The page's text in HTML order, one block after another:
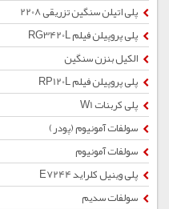
پلی اتیلن سنگین تزریقی 2208
پلی پروپیلن فیلم RG3420L
الکیل بنزن سنگین
پلی پروپیلن فیلم RP120L
پلی کربنات W1
سولفات آمونیوم (پودر)
سولفات آمونیوم
پلی وینیل کلراید E7244
سولفات سدیم